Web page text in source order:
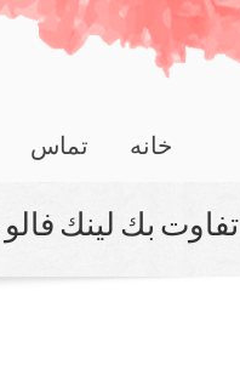
خانه تماس
تفاوت بك لینك فالو